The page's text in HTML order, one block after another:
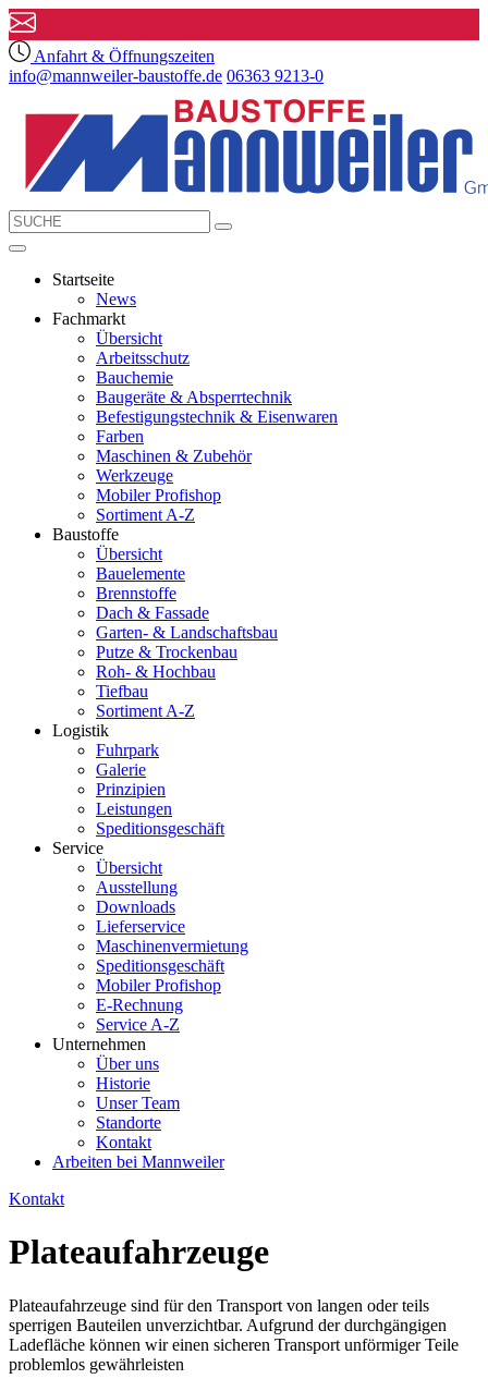
Anfahrt & Öffnungszeiten
info@mannweiler-baustoffe.de 06363 9213-0
Startseite
News
Fachmarkt
Übersicht
Arbeitsschutz
Bauchemie
Baugeräte & Absperrtechnik
Befestigungstechnik & Eisenwaren
Farben
Maschinen & Zubehör
Werkzeuge
Mobiler Profishop
Sortiment A-Z
Baustoffe
Übersicht
Bauelemente
Brennstoffe
Dach & Fassade
Garten- & Landschaftsbau
Putze & Trockenbau
Roh- & Hochbau
Tiefbau
Sortiment A-Z
Logistik
Fuhrpark
Galerie
Prinzipien
Leistungen
Speditionsgeschäft
Service
Übersicht
Ausstellung
Downloads
Lieferservice
Maschinenvermietung
Speditionsgeschäft
Mobiler Profishop
E-Rechnung
Service A-Z
Unternehmen
Über uns
Historie
Unser Team
Standorte
Kontakt
Arbeiten bei Mannweiler
Kontakt
Plateaufahrzeuge
Plateaufahrzeuge sind für den Transport von langen oder teils
sperrigen Bauteilen unverzichtbar. Aufgrund der durchgängigen
Ladefläche können wir einen sicheren Transport unförmiger Teile
problemlos gewährleisten